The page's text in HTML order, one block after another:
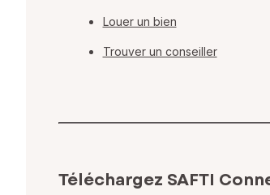
Louer un bien
Trouver un conseiller
Téléchargez SAFTI